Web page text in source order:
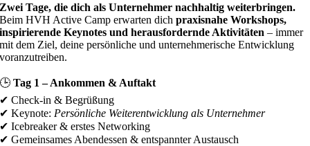
Zwei Tage, die dich als Unternehmer nachhaltig weiterbringen.
Beim HVH Active Camp erwarten dichpraxisnahe Workshops,
inspirierende Keynotes und herausfordernde Aktivitäten – immer
mit dem Ziel, deine persönliche und unternehmerische Entwicklung
voranzutreiben.
🕒Tag 1 – Ankommen & Auftakt
✔ Check-in & Begrüßung
✔ Keynote: Persönliche Weiterentwicklung als Unternehmer
✔ Icebreaker & erstes Networking
✔ Gemeinsames Abendessen & entspannter Austausch